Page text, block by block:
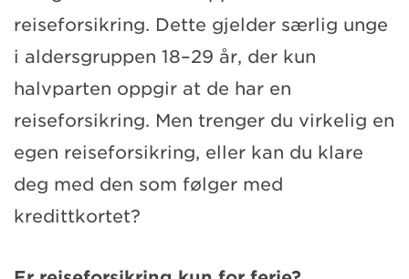
reiseforsikring. Dette gjelder særlig unge
i aldersgruppen 18–29 år, der kun
halvparten oppgir at de har en
reiseforsikring. Men trenger du virkelig en
egen reiseforsikring, eller kan du klare
deg med den som følger med
kredittkortet?